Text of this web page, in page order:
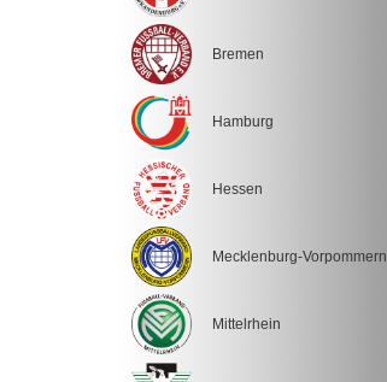
Bremen
Hamburg
Hessen
Mecklenburg-Vorpommern
Mittelrhein